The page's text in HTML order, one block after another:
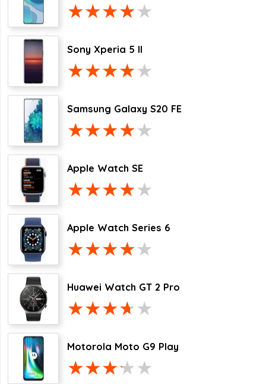
Sony Xperia 5 II
Samsung Galaxy S20 FE
Apple Watch SE
Apple Watch Series 6
Huawei Watch GT 2 Pro
Motorola Moto G9 Play